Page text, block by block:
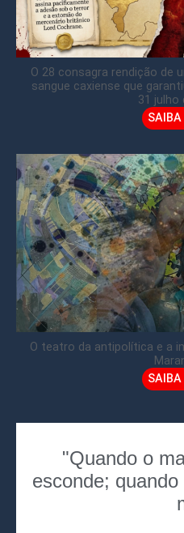
O 28 consagra rendição de
sangue caxiense que
31 julho
O teatro da antipolítica e a
"Quando o
esconde;